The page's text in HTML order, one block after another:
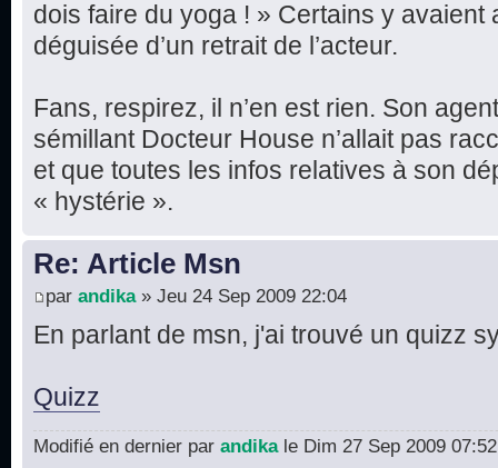
dois faire du yoga ! » Certains y avaient
déguisée d’un retrait de l’acteur.
Fans, respirez, il n’en est rien. Son
sémillant Docteur House n’allait pas
et que toutes les infos relatives à son
« hystérie ».
Re: Article Msn
par andika» Jeu 24 Sep 2009 22:04
En parlant de msn, j'ai trouvé un quizz
Quizz
Modifié en dernier par andikale Dim 27 Sep 2009